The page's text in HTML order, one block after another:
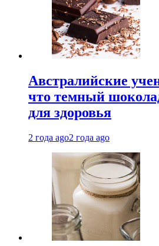
Австралийские
что темный
для здоровья
2 года ago2 года ago